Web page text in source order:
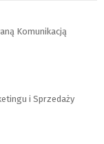
Komunikacją
i Sprzedaży